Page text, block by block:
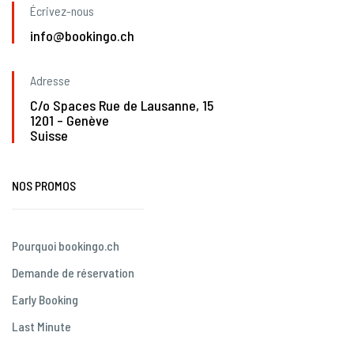
Écrivez-nous
info@bookingo.ch
Adresse
C/o Spaces Rue de Lausanne, 15
1201 – Genève
Suisse
NOS PROMOS
Pourquoi bookingo.ch
Demande de réservation
Early Booking
Last Minute